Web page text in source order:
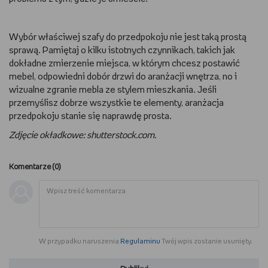
Wybór właściwej szafy do przedpokoju nie jest taką prostą
sprawą. Pamiętaj o kilku istotnych czynnikach, takich jak
dokładne zmierzenie miejsca, w którym chcesz postawić
mebel, odpowiedni dobór drzwi do aranżacji wnętrza, no i
wizualne zgranie mebla ze stylem mieszkania. Jeśli
przemyślisz dobrze wszystkie te elementy, aranżacja
przedpokoju stanie się naprawdę prosta.
Zdjęcie okładkowe: shutterstock.com.
Komentarze (0)
W przypadku naruszenia Regulaminu Twój wpis zostanie usunięty.